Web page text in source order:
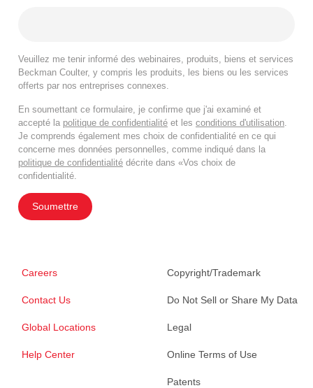
Veuillez me tenir informé des webinaires, produits, biens et services
Beckman Coulter, y compris les produits, les biens ou les services
offerts par nos entreprises connexes.
En soumettant ce formulaire, je confirme que j'ai examiné et
accepté la politique de confidentialité et les conditions d'utilisation
Je comprends également mes choix de confidentialité en ce qui
concerne mes données personnelles, comme indiqué dans la
politique de confidentialité décrite dans «Vos choix de
confidentialité.
Soumettre
Careers
Contact Us
Global Locations
Help Center
Copyright/Trademark
Do Not Sell or Share My Data
Legal
Online Terms of Use
Patents